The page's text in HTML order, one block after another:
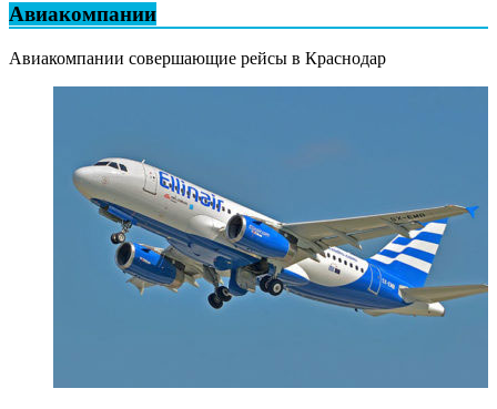
Авиакомпании
Авиакомпании совершающие рейсы в Краснодар